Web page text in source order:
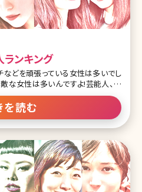
ンキング
などを頑張っている女性は多いでし
敵な女性は多いんですよ!芸能人、女
ラクターで、一重の人は意外と多い
わいい女性芸能人をランキング形式
代の男女中心に高い人気を誇る吉
重まぶたではないでしょうか。ぱっ
いんでしょうが、一重だからこそ彼
ね。 第2位多部未華子
を読む